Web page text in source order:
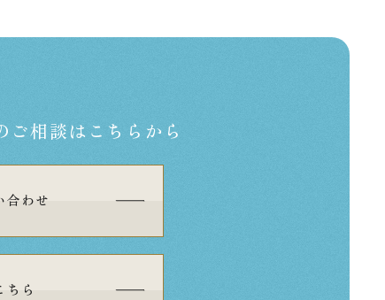
ご相談はこちらから
合わせ
ちら